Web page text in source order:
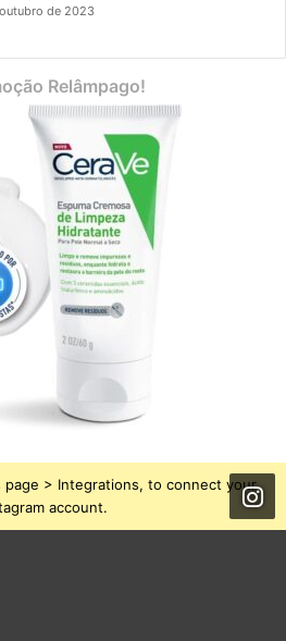
de 2023
Relâmpago!
> Integrations, to connect your
account.